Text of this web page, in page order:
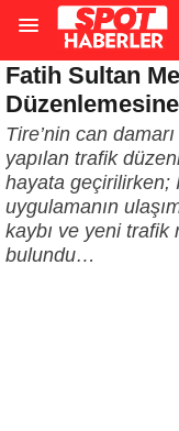
Fatih Sultan
Tire’nin can
yapılan trafik
hayata geçirilirken;
uygulamanın
kaybı ve yeni trafik
bulundu…